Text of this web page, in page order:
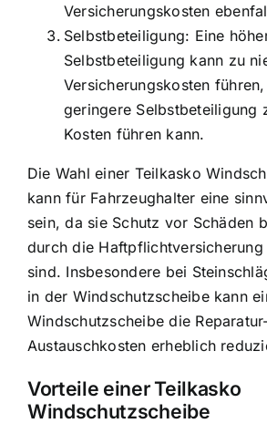
Versicherungskosten
Selbstbeteiligung: Eine
Selbstbeteiligung kann zu
Versicherungskosten
geringere Selbstbeteiligung
Kosten führen kann.
Die Wahl einer Teilkasko
kann für Fahrzeughalter eine
sein, da sie Schutz vor Schäden
durch die
sind. Insbesondere bei
in der Windschutzscheibe kann
Windschutzscheibe die
Austauschkosten erheblich
Vorteile einer Teilkasko
Windschutzscheibe